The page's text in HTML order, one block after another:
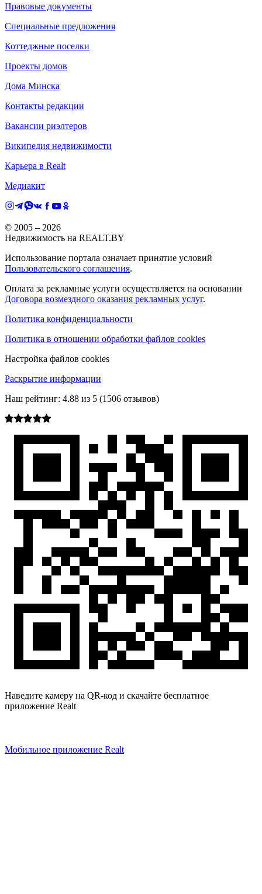
Правовые документы
Специальные предложения
Коттеджные поселки
Проекты домов
Дома Минска
Контакты редакции
Вакансии риэлтеров
Википедия недвижимости
Карьера в Realt
Медиакит
© 2005 – 2026
Недвижимость на REALT.BY
Использование портала означает принятие условий
Пользовательского соглашения.
Оплата за рекламные услуги осуществляется на основании
Договора возмездного оказания рекламных услуг.
Политика конфиденциальности
Политика в отношении обработки файлов cookies
Настройка файлов cookies
Раскрытие информации
Наш рейтинг: 4.88 из 5 (1506 отзывов)
Наведите камеру на QR-код и скачайте бесплатное
приложение Realt
Мобильное приложение Realt